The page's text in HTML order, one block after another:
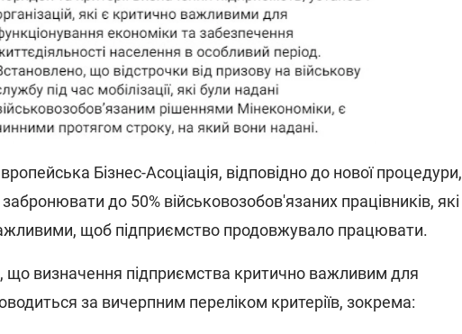
Бізнес-Асоціація, відповідно до нової процедури,
до 50% військовозобов'язаних працівників, які
щоб підприємство продовжувало працювати.
що визначення підприємства критично важливим для
за вичерпним переліком критеріїв, зокрема: